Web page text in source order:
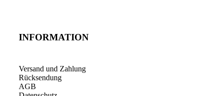
INFORMATION
Versand und Zahlung
Rücksendung
AGB